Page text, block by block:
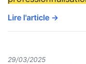
Lire l'article →
29/03/2025